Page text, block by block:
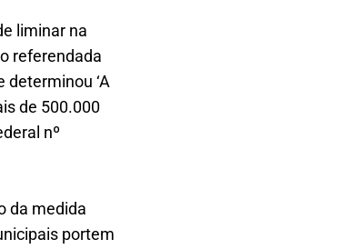
liminar na
referendada
determinou ‘A
de 500.000
nº
da medida
portem